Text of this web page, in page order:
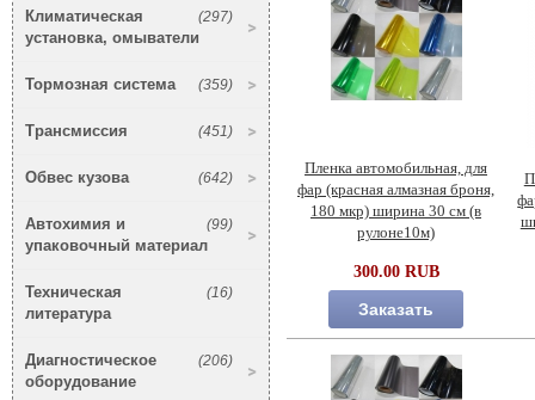
(297)
Климатическая
установка, омыватели
(359)
Тормозная система
(451)
Трансмиссия
(642)
Обвес кузова
(99)
Автохимия и
упаковочный материал
(16)
Техническая
литература
(206)
Диагностическое
оборудование
Пленка автомобильная, для
фар (красная алмазная броня,
180 мкр) ширина 30 см (в
рулоне10м)
300.00 RUB
Заказать